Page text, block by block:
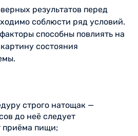
результатов перед
соблюсти ряд условий.
способны повлиять на
состояния
строго натощак —
до неё следует
приёма пищи;